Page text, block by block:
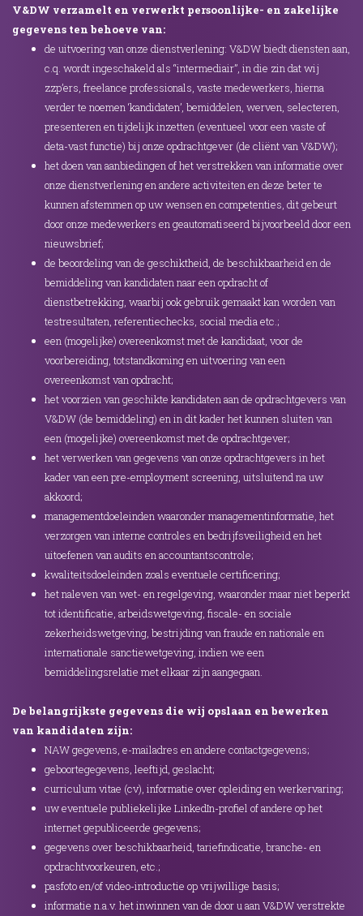
V&DW verzamelt en verwerkt persoonlijke- en zakelijke
gegevens ten behoeve van:
de uitvoering van onze dienstverlening: V&DW biedt diensten aan,
c.q. wordt ingeschakeld als “intermediair”, in die zin dat wij
zzp’ers, freelance professionals, vaste medewerkers, hierna
verder te noemen ‘kandidaten’, bemiddelen, werven, selecteren,
presenteren en tijdelijk inzetten (eventueel voor een vaste of
deta-vast functie) bij onze opdrachtgever (de cliënt van V&DW);
het doen van aanbiedingen of het verstrekken van informatie over
onze dienstverlening en andere activiteiten en deze beter te
kunnen afstemmen op uw wensen en competenties, dit gebeurt
door onze medewerkers en geautomatiseerd bijvoorbeeld door een
nieuwsbrief;
de beoordeling van de geschiktheid, de beschikbaarheid en de
bemiddeling van kandidaten naar een opdracht of
dienstbetrekking, waarbij ook gebruik gemaakt kan worden van
testresultaten, referentiechecks, social media etc.;
een (mogelijke) overeenkomst met de kandidaat, voor de
voorbereiding, totstandkoming en uitvoering van een
overeenkomst van opdracht;
het voorzien van geschikte kandidaten aan de opdrachtgevers van
V&DW (de bemiddeling) en in dit kader het kunnen sluiten van
een (mogelijke) overeenkomst met de opdrachtgever;
het verwerken van gegevens van onze opdrachtgevers in het
kader van een pre-employment screening, uitsluitend na uw
akkoord;
managementdoeleinden waaronder managementinformatie, het
verzorgen van interne controles en bedrijfsveiligheid en het
uitoefenen van audits en accountantscontrole;
kwaliteitsdoeleinden zoals eventuele certificering;
het naleven van wet- en regelgeving, waaronder maar niet beperkt
tot identificatie, arbeidswetgeving, fiscale- en sociale
zekerheidswetgeving, bestrijding van fraude en nationale en
internationale sanctiewetgeving, indien we een
bemiddelingsrelatie met elkaar zijn aangegaan.
De belangrijkste gegevens die wij opslaan en bewerken
van kandidaten zijn:
NAW gegevens, e-mailadres en andere contactgegevens;
geboortegegevens, leeftijd, geslacht;
curriculum vitae (cv), informatie over opleiding en werkervaring;
uw eventuele publiekelijke LinkedIn-profiel of andere op het
internet gepubliceerde gegevens;
gegevens over beschikbaarheid, tariefindicatie, branche- en
opdrachtvoorkeuren, etc.;
pasfoto en/of video-introductie op vrijwillige basis;
informatie n.a.v. het inwinnen van de door u aan V&DW verstrekte